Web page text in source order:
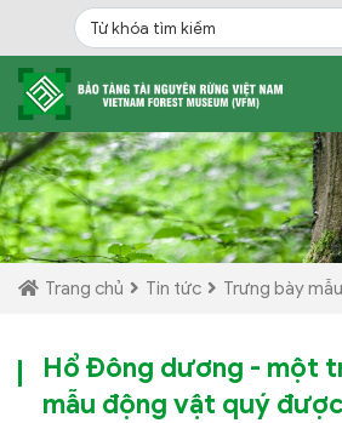
Trang chủ Tin tức Trưng bày mẫu
Hổ Đông dương - một
mẫu động vật quý